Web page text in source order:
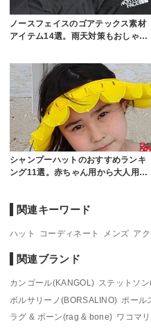
ノースフェイスのゴアテックス素材
アイテム14選。雨天対策もおしゃ…
シャンプーハットのおすすめランキ
ング11選。赤ちゃん用から大人用…
関連キーワード
ハット コーディネート メンズ ア
関連ブランド
カンゴール(KANGOL) ステットソ
ボルサリーノ(BORSALINO) ポール
ラグ & ボーン(rag & bone) ワコマ